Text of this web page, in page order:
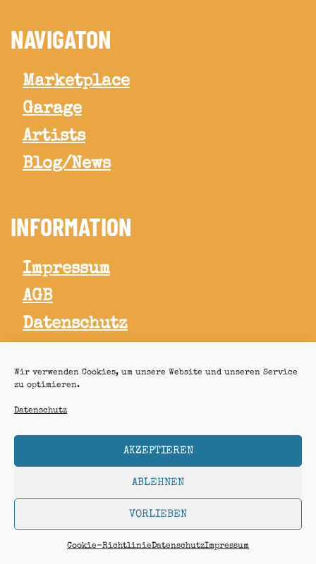
Wir verwenden Cookies, um unsere Website und unseren Service
zu optimieren.
Datenschutz
AKZEPTIEREN
ABLEHNEN
VORLIEBEN
Cookie-RichtlinieDatenschutzImpressum
NAVIGATON
Marketplace
Garage
Artists
Blog/News
INFORMATION
Impressum
AGB
Datenschutz
KRAUTLAND KONNECTION